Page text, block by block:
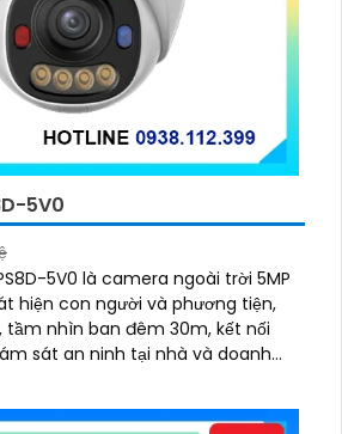
5V0
5V0 là camera ngoài trời 5MP
hiện con người và phương tiện,
tầm nhìn ban đêm 30m, kết nối
sát an ninh tại nhà và doanh